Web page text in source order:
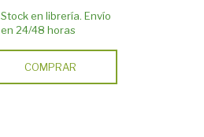
Stock en librería. Envío
en 24/48 horas
COMPRAR